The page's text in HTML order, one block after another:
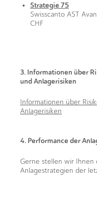
Strategie 75
Swisscanto AST
CHF
3. Informationen über
und Anlagerisiken
Informationen über
Anlagerisiken
4. Performance der
Gerne stellen wir Ihnen
Anlagestrategien der